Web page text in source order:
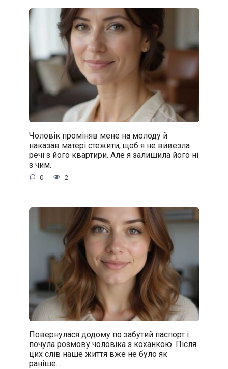
Чоловік проміняв мене на молоду й
наказав матері стежити, щоб я не вивезла
речі з його квартири. Але я залишила його ні
з чим.
0 2
Повернулася додому по забутий паспорт і
почула розмову чоловіка з коханкою. Після
цих слів наше життя вже не було як
раніше…